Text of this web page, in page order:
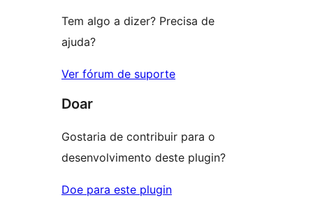
Tem algo a dizer? Precisa de
ajuda?
Ver fórum de suporte
Doar
Gostaria de contribuir para o
desenvolvimento deste plugin?
Doe para este plugin